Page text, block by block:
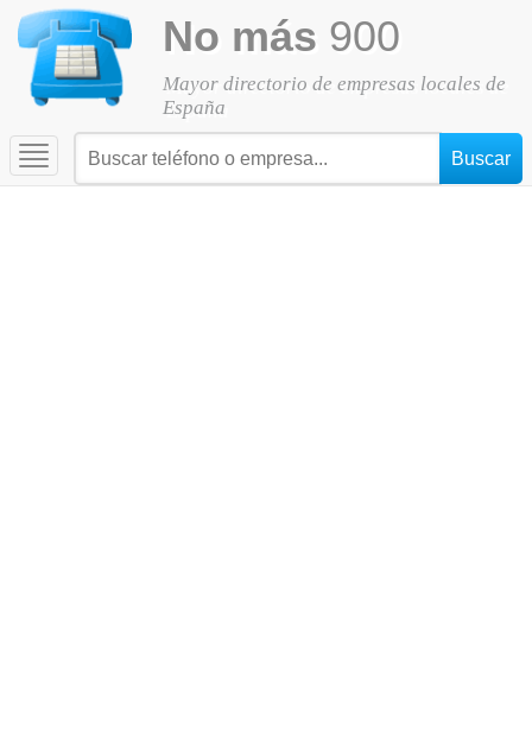
No más 900
Mayor directorio de empresas locales de
España
Toggle
navigation